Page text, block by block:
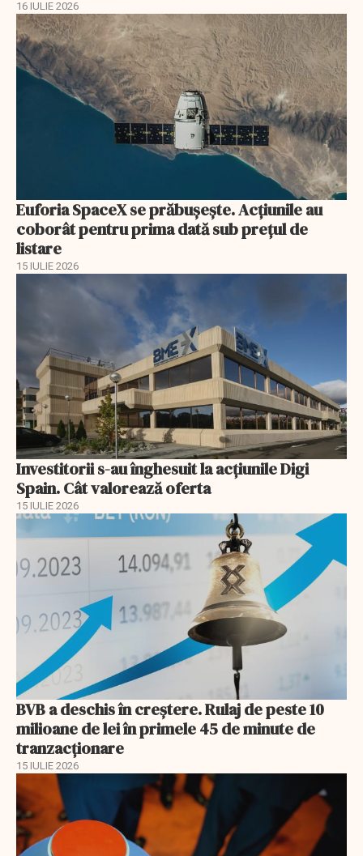
16 IULIE 2026
Euforia SpaceX se prăbușește. Acțiunile au
coborât pentru prima dată sub prețul de
listare
15 IULIE 2026
Investitorii s-au înghesuit la acțiunile Digi
Spain. Cât valorează oferta
15 IULIE 2026
BVB a deschis în creştere. Rulaj de peste 10
milioane de lei în primele 45 de minute de
tranzacționare
15 IULIE 2026